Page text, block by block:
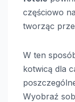
częściowo
tworząc
W ten
kotwicą dla
Wyobraź